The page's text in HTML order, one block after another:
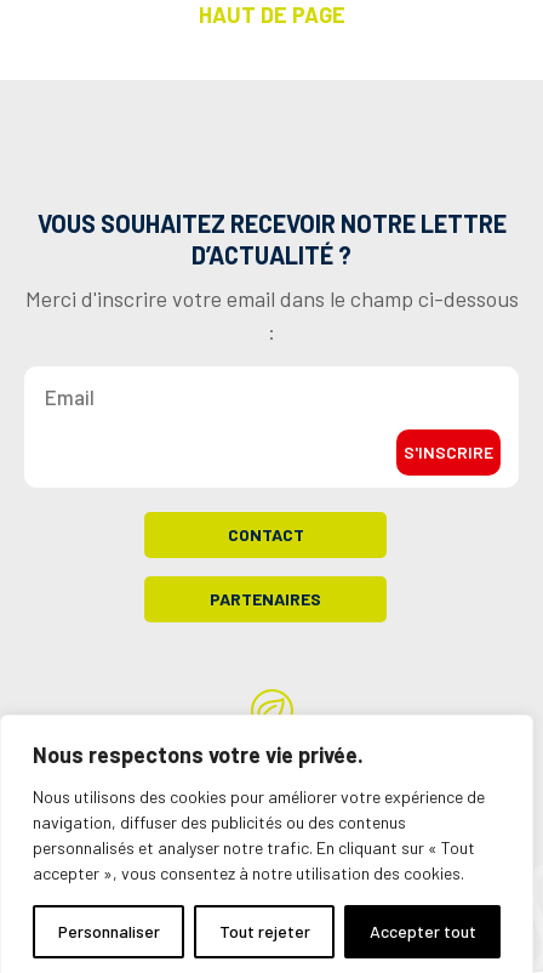
Nous respectons votre vie privée.
Nous utilisons des cookies pour améliorer votre expérience de
navigation, diffuser des publicités ou des contenus
personnalisés et analyser notre trafic. En cliquant sur « Tout
accepter », vous consentez à notre utilisation des cookies.
Personnaliser Tout rejeter Accepter tout
HAUT DE PAGE
VOUS SOUHAITEZ RECEVOIR NOTRE LETTRE
D’ACTUALITÉ ?
Merci d'inscrire votre email dans le champ ci-dessous
:
S'INSCRIRE
CONTACT
PARTENAIRES
Site hébergé dans un green data center
Mentions légales Plan du site Création acti
Personnaliser